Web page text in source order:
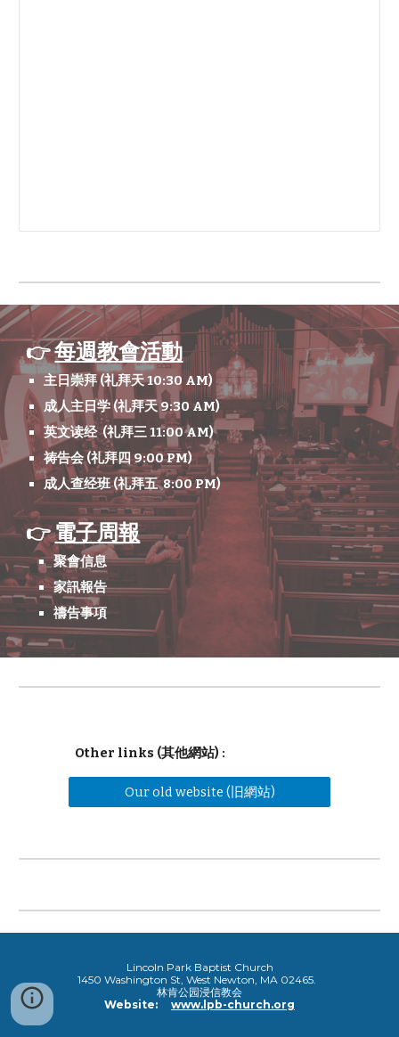
👉每週教會活動
主日崇拜 (礼拜天 10:30 AM)
成人主日学 (礼拜天 9:30 AM)
英文读经 (礼拜三11:00AM)
祷告会 (礼拜四 9:00 PM)
成人查经班 (礼拜五 8:00 PM)
👉電子周報
聚會信息
家訊報告
禱告事項
Other links (其他網站) :
Our old website (旧網站)
Lincoln Park Baptist Church
1450 Washington St, West Newton, MA 02465.
林肯公园浸信教会
Website: www.lpb-church.org